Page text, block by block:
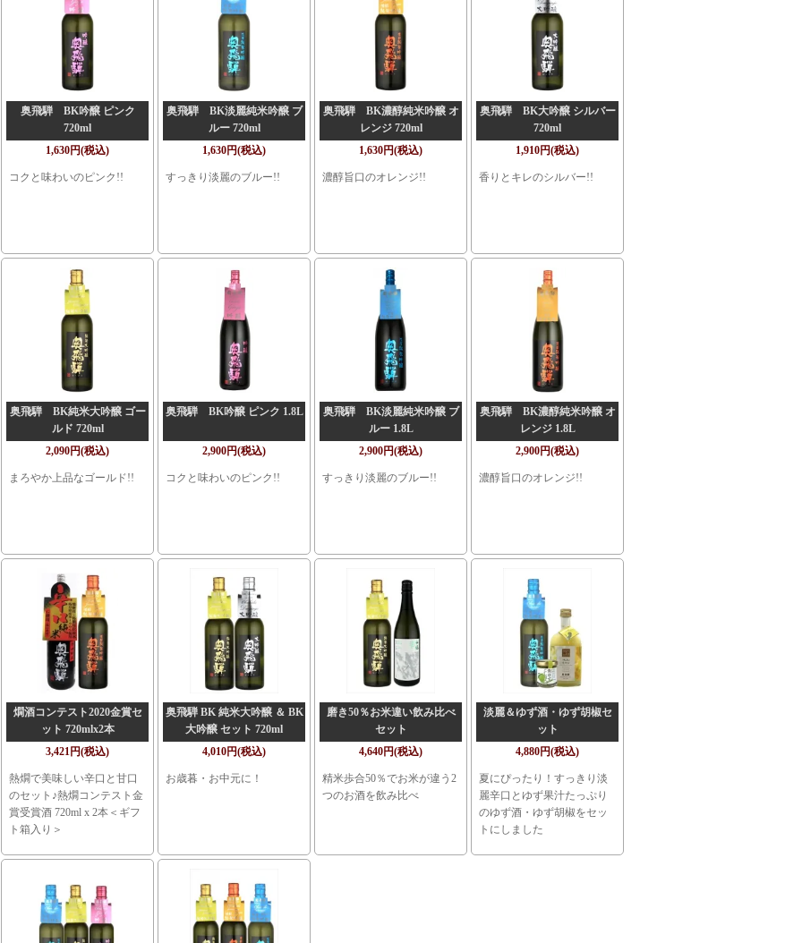
奥飛騨 BK吟醸 ピンク
720ml
1,630円(税込)
コクと味わいのピンク!!
奥飛騨 BK淡麗純米吟醸 ブ
ルー 720ml
1,630円(税込)
すっきり淡麗のブルー!!
奥飛騨 BK濃醇純米吟醸 オ
レンジ 720ml
1,630円(税込)
濃醇旨口のオレンジ!!
奥飛騨 BK大吟醸 シルバー
720ml
1,910円(税込)
香りとキレのシルバー!!
奥飛騨 BK純米大吟醸 ゴー
ルド 720ml
2,090円(税込)
まろやか上品なゴールド!!
奥飛騨 BK吟醸 ピンク 1.8L
2,900円(税込)
コクと味わいのピンク!!
奥飛騨 BK淡麗純米吟醸 ブ
ルー 1.8L
2,900円(税込)
すっきり淡麗のブルー!!
奥飛騨 BK濃醇純米吟醸 オ
レンジ 1.8L
2,900円(税込)
濃醇旨口のオレンジ!!
燗酒コンテスト2020金賞セ
ット 720mlx2本
3,421円(税込)
熱燗で美味しい辛口と甘口
のセット♪熱燗コンテスト金
賞受賞酒 720ml x 2本＜ギフ
ト箱入り＞
奥飛騨 BK 純米大吟醸 ＆ BK
大吟醸 セット 720ml
4,010円(税込)
お歳暮・お中元に！
磨き50％お米違い飲み比べ
セット
4,640円(税込)
精米歩合50％でお米が違う2
つのお酒を飲み比べ
淡麗＆ゆず酒・ゆず胡椒セ
ット
4,880円(税込)
夏にぴったり！すっきり淡
麗辛口とゆず果汁たっぷり
のゆず酒・ゆず胡椒をセッ
トにしました